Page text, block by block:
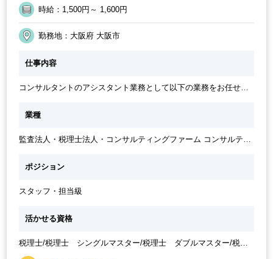
駅から徒歩5分以内 定時早め 週数日OK（出勤日数相談可能）
朝遅め 経験必須 勤務終了時間の相談OK
法人税・顧問業務（税務） ／ 監査・会計・税務・コンサル
ティング 会計監査
時給：1,500円～ 1,600円
勤務地：大阪府 大阪市
仕事内容
コンサルタントのアシスタント業務として以下の業務をお任せい
・給与計算業務、 ・クライアントからの各種問い合わせ対応 ・コ
ンサルタントのアシスタントとして業務補助など ※経験よりお任
業種
監査法人・税理士法人・コンサルティングファーム コンサルティ
ポジション
スタッフ・担当級
活かせる資格
税理士/税理士 シングルマスター/税理士 ダブルマスター/税理
士試験 １科目合格/税理士試験 ２科目合格/税理士試験 ３科目